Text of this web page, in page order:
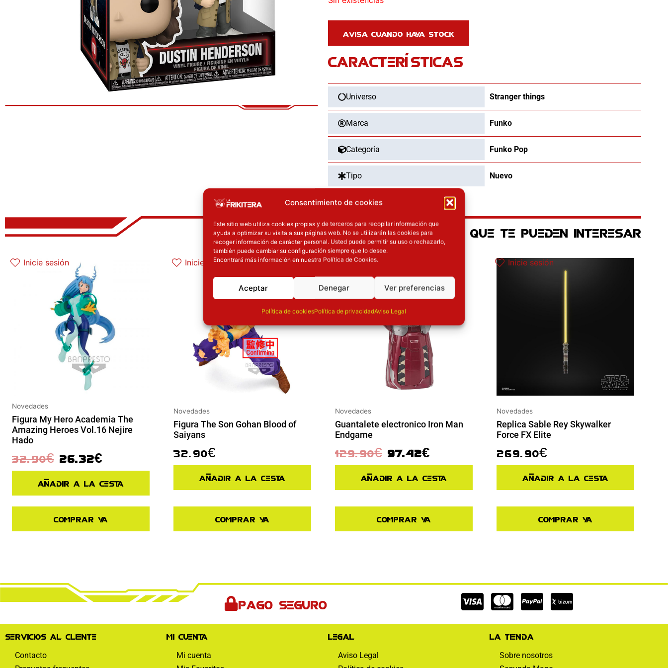
Consentimiento de cookies
Este sitio web utiliza cookies propias y de terceros para recopilar información que
ayuda a optimizar su visita a sus páginas web. No se utilizarán las cookies para
recoger información de carácter personal. Usted puede permitir su uso o rechazarlo,
también puede cambiar su configuración siempre que lo desee.
Encontrará más información en nuestra Política de Cookies.
Aceptar Denegar Ver preferencias
Política de cookiesPolítica de privacidadAviso Legal
CARACTERÍSTICAS
Universo Stranger things
Marca Funko
Categoría Funko Pop
Tipo Nuevo
OTROS PRODUCTOS QUE TE PUEDEN INTERESAR
Inicie sesión
Novedades
Figura My Hero Academia The
Amazing Heroes Vol.16 Nejire
Hado
32.90€ 26.32€
Añadir a la cesta
Comprar ya
Inicie sesión
Novedades
Figura The Son Gohan Blood of
Saiyans
32.90€
Añadir a la cesta
Comprar ya
Inicie sesión
Novedades
Guantalete electronico Iron Man
Endgame
129.90€
El precio original era: 129.90€.
97.42€
Añadir a la cesta
Comprar ya
Inicie sesión
Novedades
Replica Sable Rey Skywalker
Force FX Elite
269.90€
Añadir a la cesta
Comprar ya
Pago seguro
Cc-
visa
Cc-
mastercard
Cc-
paypal
Servicios al cliente
Contacto
Mi cuenta
Mi cuenta
Legal
Aviso Legal
La tienda
Sobre nosotros